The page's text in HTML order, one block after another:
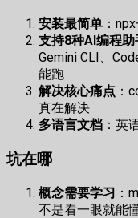
安装最简单 ：
支持8种AI编程助
Gemini CLI、
能跑
解决核心痛点 ：
真在解决
多语言文档 ：英
坑在哪
概念需要学习 ：
不是看一眼就能